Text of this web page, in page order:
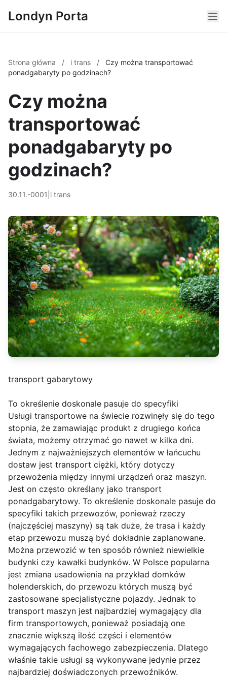
Londyn Porta
Strona główna / i trans /
Czy można transportować
ponadgabaryty po godzinach?
Czy można
transportować
ponadgabaryty po
godzinach?
30.11.-0001 i trans
transport gabarytowy
To określenie doskonale pasuje do specyfiki
Usługi transportowe na świecie rozwinęły się do tego
stopnia, że zamawiając produkt z drugiego końca
świata, możemy otrzymać go nawet w kilka dni.
Jednym z najważniejszych elementów w łańcuchu
dostaw jest transport ciężki, który dotyczy
przewożenia między innymi urządzeń oraz maszyn.
Jest on często określany jako transport
ponadgabarytowy. To określenie doskonale pasuje do
specyfiki takich przewozów, ponieważ rzeczy
(najczęściej maszyny) są tak duże, że trasa i każdy
etap przewozu muszą być dokładnie zaplanowane.
Można przewozić w ten sposób również niewielkie
budynki czy kawałki budynków. W Polsce popularna
jest zmiana usadowienia na przykład domków
holenderskich, do przewozu których muszą być
zastosowane specjalistyczne pojazdy. Jednak to
transport maszyn jest najbardziej wymagający dla
firm transportowych, ponieważ posiadają one
znacznie większą ilość części i elementów
wymagających fachowego zabezpieczenia. Dlatego
właśnie takie usługi są wykonywane jedynie przez
najbardziej doświadczonych przewoźników.